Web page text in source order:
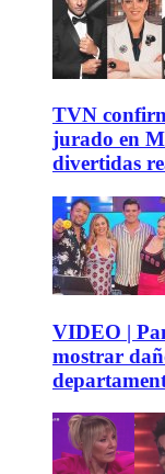
TVN
jurado en
divertidas
VIDEO |
mostrar